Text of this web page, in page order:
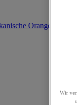
Orangenblume)
Wir